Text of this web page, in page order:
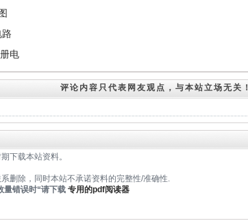
电
评论内容只代表网友观点，与本站立场无关！
下载本站资料。
删除，同时本站不承诺资料的完整性/准确性.
量错误时“请下载 专用的pdf阅读器